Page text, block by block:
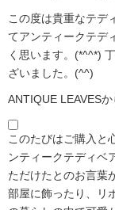
この度は貴重なテデ
てアンティークテデ
く思います。(*^^*)
ざいました。(^^)
ANTIQUE LEAVES
このたびはご購入と
ンティークテディベ
ただけたとのお言葉
部屋に飾ったり、リ